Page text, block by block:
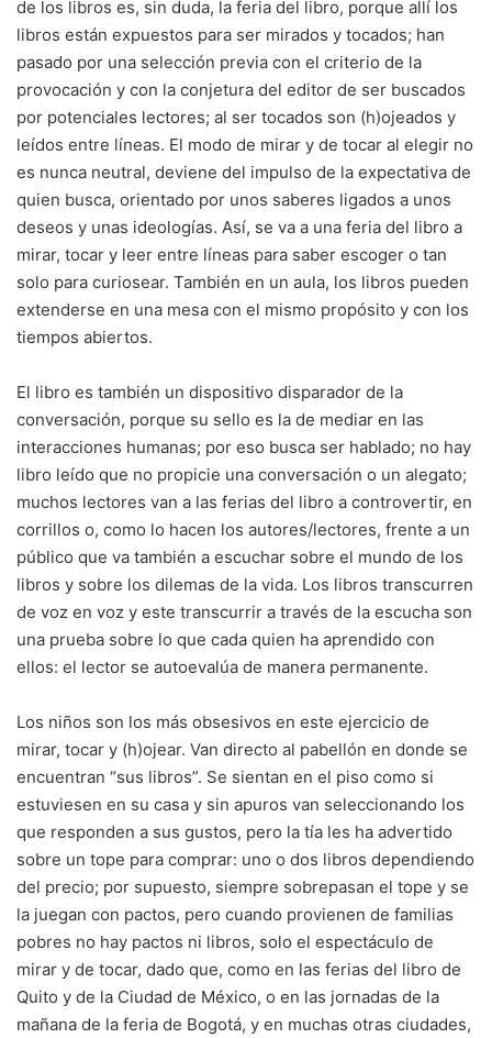
de los libros es, sin duda, la feria del libro, porque allí los
libros están expuestos para ser mirados y tocados; han
pasado por una selección previa con el criterio de la
provocación y con la conjetura del editor de ser buscados
por potenciales lectores; al ser tocados son (h)ojeados y
leídos entre líneas. El modo de mirar y de tocar al elegir no
es nunca neutral, deviene del impulso de la expectativa de
quien busca, orientado por unos saberes ligados a unos
deseos y unas ideologías. Así, se va a una feria del libro a
mirar, tocar y leer entre líneas para saber escoger o tan
solo para curiosear. También en un aula, los libros pueden
extenderse en una mesa con el mismo propósito y con los
tiempos abiertos.
El libro es también un dispositivo disparador de la
conversación, porque su sello es la de mediar en las
interacciones humanas; por eso busca ser hablado; no hay
libro leído que no propicie una conversación o un alegato;
muchos lectores van a las ferias del libro a controvertir, en
corrillos o, como lo hacen los autores/lectores, frente a un
público que va también a escuchar sobre el mundo de los
libros y sobre los dilemas de la vida. Los libros transcurren
de voz en voz y este transcurrir a través de la escucha son
una prueba sobre lo que cada quien ha aprendido con
ellos: el lector se autoevalúa de manera permanente.
Los niños son los más obsesivos en este ejercicio de
mirar, tocar y (h)ojear. Van directo al pabellón en donde se
encuentran “sus libros”. Se sientan en el piso como si
estuviesen en su casa y sin apuros van seleccionando los
que responden a sus gustos, pero la tía les ha advertido
sobre un tope para comprar: uno o dos libros dependiendo
del precio; por supuesto, siempre sobrepasan el tope y se
la juegan con pactos, pero cuando provienen de familias
pobres no hay pactos ni libros, solo el espectáculo de
mirar y de tocar, dado que, como en las ferias del libro de
Quito y de la Ciudad de México, o en las jornadas de la
mañana de la feria de Bogotá, y en muchas otras ciudades,